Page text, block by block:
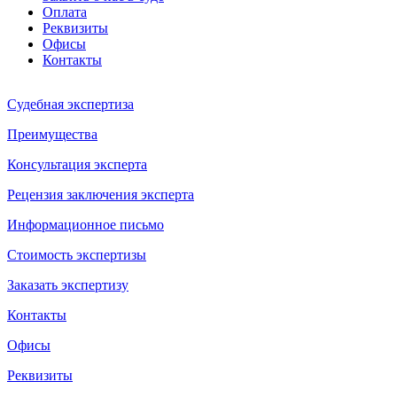
Оплата
Реквизиты
Офисы
Контакты
Судебная экспертиза
Преимущества
Консультация эксперта
Рецензия заключения эксперта
Информационное письмо
Стоимость экспертизы
Заказать экспертизу
Контакты
Офисы
Реквизиты